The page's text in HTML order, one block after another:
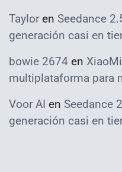
Taylor en Seedance
generación casi en
bowie 2674 en
multiplataforma para
Voor AI en Seedance
generación casi en